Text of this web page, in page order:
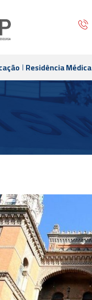
Residência Médica